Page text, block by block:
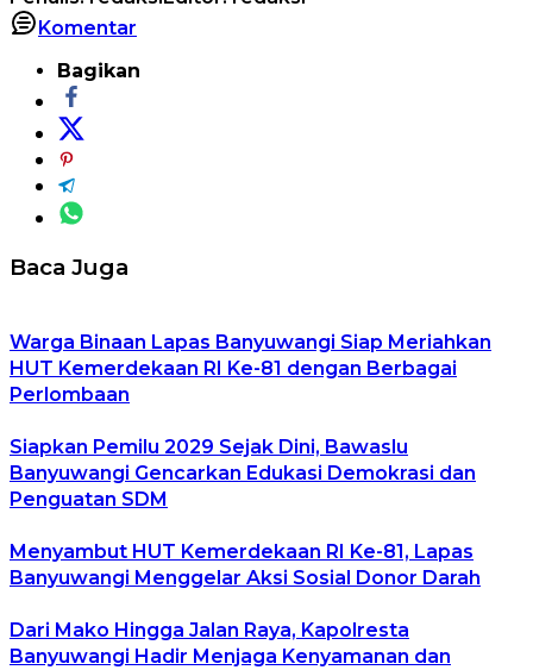
Komentar
Bagikan
Baca Juga
Warga Binaan Lapas Banyuwangi Siap Meriahkan
HUT Kemerdekaan RI Ke-81 dengan Berbagai
Perlombaan
Siapkan Pemilu 2029 Sejak Dini, Bawaslu
Banyuwangi Gencarkan Edukasi Demokrasi dan
Penguatan SDM
Menyambut HUT Kemerdekaan RI Ke-81, Lapas
Banyuwangi Menggelar Aksi Sosial Donor Darah
Dari Mako Hingga Jalan Raya, Kapolresta
Banyuwangi Hadir Menjaga Kenyamanan dan